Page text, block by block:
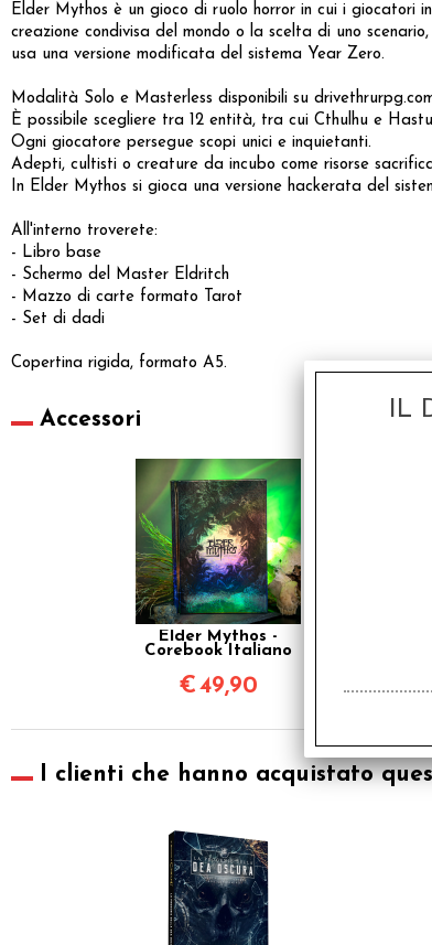
Elder Mythos è un gioco di ruolo horror in cui i
creazione condivisa del mondo o la scelta di uno
usa una versione modificata del sistema Year Zero.
Modalità Solo e Masterless disponibili su
È possibile scegliere tra 12 entità, tra cui Cthulhu e
Ogni giocatore persegue scopi unici e inquietanti.
Adepti, cultisti o creature da incubo come risorse
In Elder Mythos si gioca una versione hackerata del
All'interno troverete:
- Libro base
- Schermo del Master Eldritch
- Mazzo di carte formato Tarot
- Set di dadi
Copertina rigida, formato A5.
Accessori
Elder Mythos -
Corebook Italiano
€49,90
I clienti che hanno acquistato
IL